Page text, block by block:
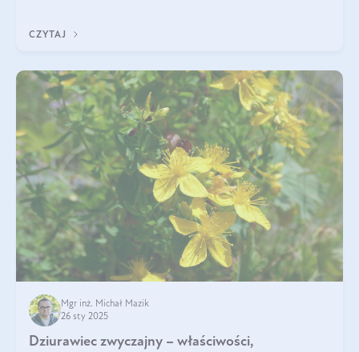
CZYTAJ
Mgr inż. Michał Mazik
26 sty 2025
Dziurawiec zwyczajny – właściwości,